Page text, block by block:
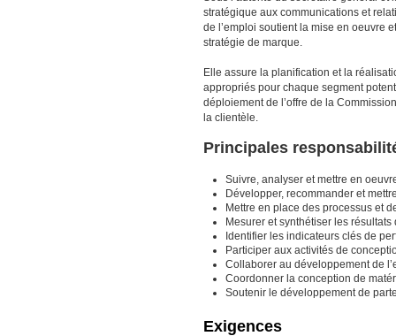
stratégique aux communications et
de l’emploi soutient la mise en oeuvre
stratégie de marque.
Elle assure la planification et la
appropriés pour chaque segment
déploiement de l’offre de la
la clientèle.
Principales
Suivre, analyser et mettre en
Développer, recommander et
Mettre en place des processus et
Mesurer et synthétiser les
Identifier les indicateurs clés de
Participer aux activités de
Collaborer au développement de
Coordonner la conception de
Soutenir le développement de
Exigences